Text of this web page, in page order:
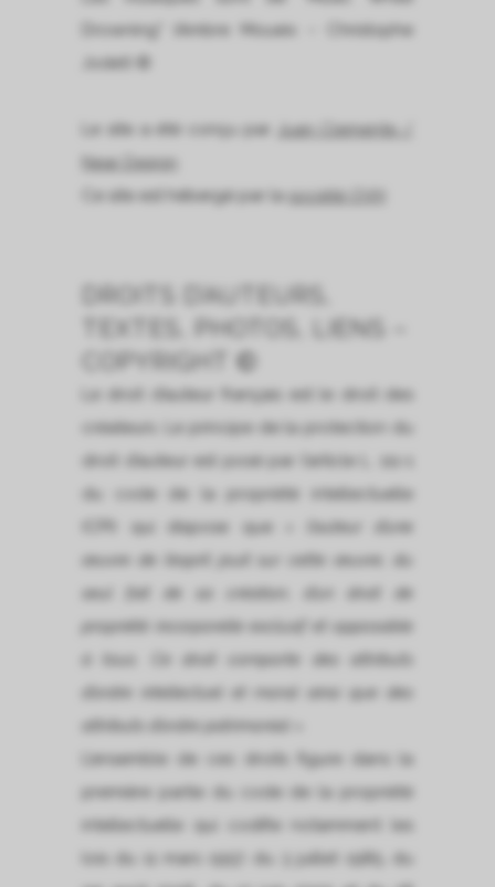
Drowning” (Ambre Moueix – Christophe
Jodet) ©
Le site a été conçu par
Juan Clemente /
Near Design
Ce site est hébergé par la
société OVH
DROITS D’AUTEURS,
TEXTES, PHOTOS, LIENS –
COPYRIGHT ©
Le droit d’auteur français est le droit des
créateurs. Le principe de la protection du
droit d’auteur est posé par l’article L. 111-1
du code de la propriété intellectuelle
(CPI) qui dispose que
« l’auteur d’une
œuvre de l’esprit jouit sur cette œuvre, du
seul fait de sa création, d’un droit de
propriété incorporelle exclusif et opposable
à tous. Ce droit comporte des attributs
d’ordre intellectuel et moral ainsi que des
attributs d’ordre patrimonial ».
L’ensemble de ces droits figure dans la
première partie du code de la propriété
intellectuelle qui codifie notamment les
lois du 11 mars 1957, du 3 juillet 1985, du